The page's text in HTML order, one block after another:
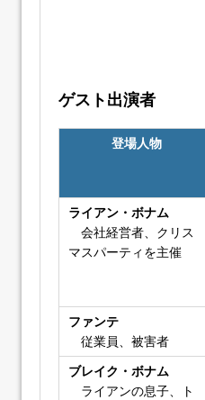
ゲスト出演者
登場人物
ライアン・ボナム
会社経営者、クリス
マスパーティを主催
ファンテ
従業員、被害者
ブレイク・ボナム
ライアンの息子、ト